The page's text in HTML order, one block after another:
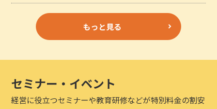
もっと見る
セミナー・イベント
経営に役立つセミナーや教育研修などが特別料金の割安